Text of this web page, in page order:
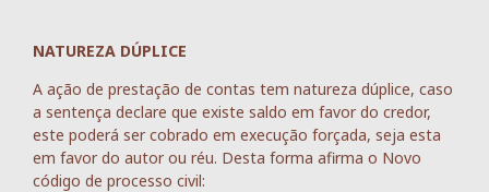
NATUREZA DÚPLICE
A ação de prestação de contas tem natureza dúplice, caso
a sentença declare que existe saldo em favor do credor,
este poderá ser cobrado em execução forçada, seja esta
em favor do autor ou réu. Desta forma afirma o Novo
código de processo civil: